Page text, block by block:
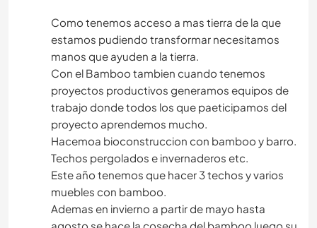
Como tenemos acceso a mas tierra de la que
estamos pudiendo transformar necesitamos
manos que ayuden a la tierra.
Con el Bamboo tambien cuando tenemos
proyectos productivos generamos equipos de
trabajo donde todos los que paeticipamos del
proyecto aprendemos mucho.
Hacemoa bioconstruccion con bamboo y barro.
Techos pergolados e invernaderos etc.
Este año tenemos que hacer 3 techos y varios
muebles con bamboo.
Ademas en invierno a partir de mayo hasta